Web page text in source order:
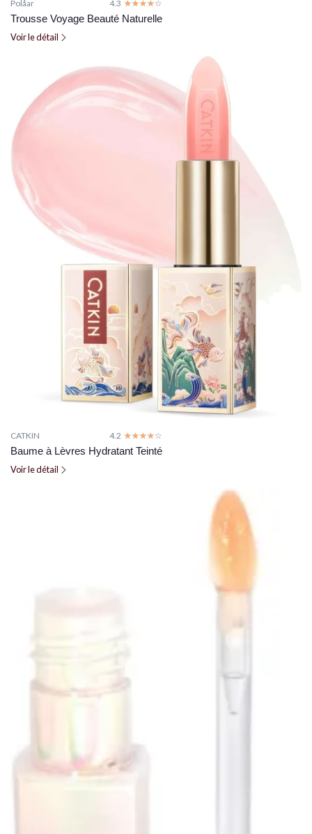
Polåar 4.3 ☆☆☆☆☆
★★★★★
Trousse Voyage Beauté Naturelle
Voir le détail
CATKIN 4.2 ☆☆☆☆☆
★★★★★
Baume à Lèvres Hydratant Teinté
Voir le détail